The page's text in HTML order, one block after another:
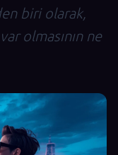
biri olarak,
olmasının ne